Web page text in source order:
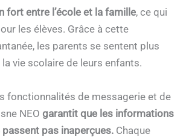
fort entre l’école et la famille, ce qui
les élèves. Grâce à cette
les parents se sentent plus
vie scolaire de leurs enfants.
fonctionnalités de messagerie et de
NEO garantit que les informations
pas inaperçues. Chaque